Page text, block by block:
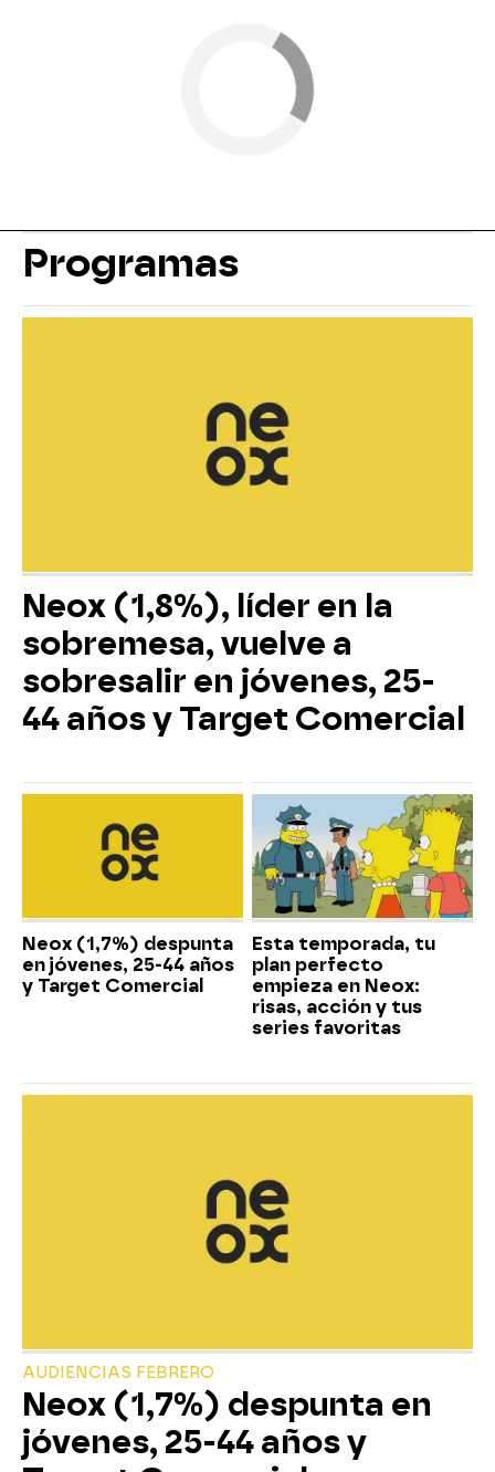
Programas
Neox (1,8%), líder en la
sobremesa, vuelve a
sobresalir en jóvenes, 25-
44 años y Target Comercial
Neox (1,7%) despunta
en jóvenes, 25-44 años
y Target Comercial
Esta temporada, tu
plan perfecto
empieza en Neox:
risas, acción y tus
series favoritas
AUDIENCIAS FEBRERO
Neox (1,7%) despunta en
jóvenes, 25-44 años y